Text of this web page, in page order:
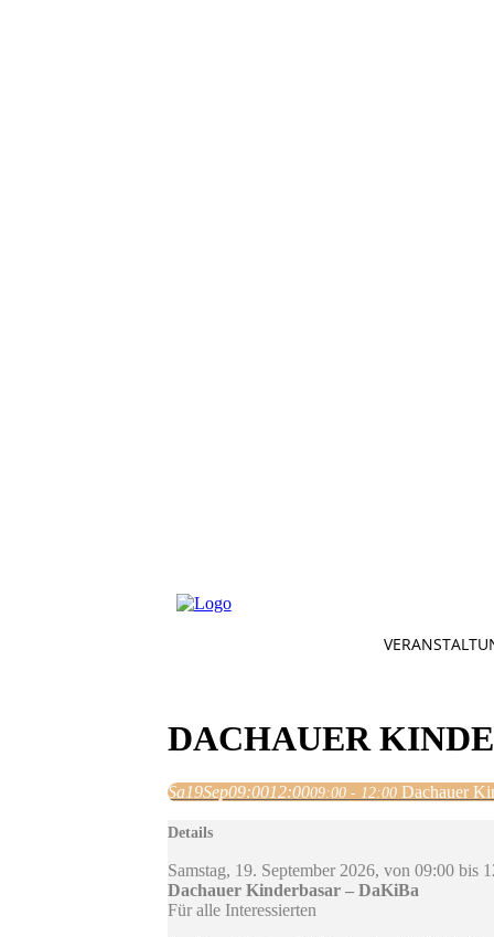
DACHAUER
Sa19Sep09:0012:0009:00 - 12:00 Dachauer
Details
Samstag, 19. September 2026, von 09:00 bis
Dachauer Kinderbasar – DaKiBa
Für alle Interessierten